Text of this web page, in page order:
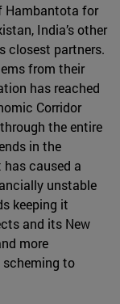
Hambantota for
India’s other
closest partners.
from their
has reached
Corridor
the entire
in the
has caused a
unstable
keeping it
and its New
more
scheming to